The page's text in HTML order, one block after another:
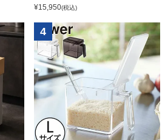
¥15,950(税込)
4